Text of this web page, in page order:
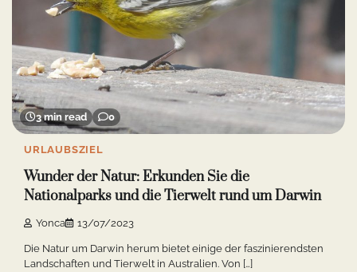
3 min read 0
URLAUBSZIEL
Wunder der Natur: Erkunden Sie die
Nationalparks und die Tierwelt rund um Darwin
Yonca 13/07/2023
Die Natur um Darwin herum bietet einige der faszinierendsten
Landschaften und Tierwelt in Australien. Von […]